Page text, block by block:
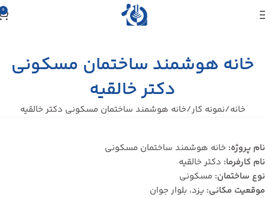
0
خانه هوشمند ساختمان مسکونی
دکتر خالقیه
خانه نمونه کار خانه هوشمند ساختمان مسکونی دکتر خالقیه
نام پروژه: خانه هوشمند ساختمان مسکونی
نام کارفرما: دکتر خالقیه
نوع ساختمان: مسکونی
موقعیت مکانی: یزد، بلوار جوان